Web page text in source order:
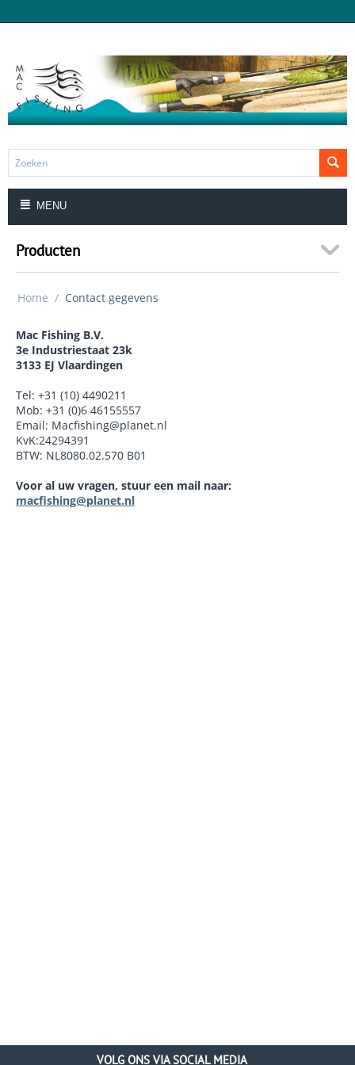
MENU
Producten
Home / Contact gegevens
Mac Fishing B.V.
3e Industriestaat 23k
3133 EJ Vlaardingen
Tel: +31 (10) 4490211
Mob: +31 (0)6 46155557
Email: Macfishing@planet.nl
KvK:24294391
BTW: NL8080.02.570 B01
Voor al uw vragen, stuur een mail naar:
macfishing@planet.nl
VOLG ONS VIA SOCIAL MEDIA